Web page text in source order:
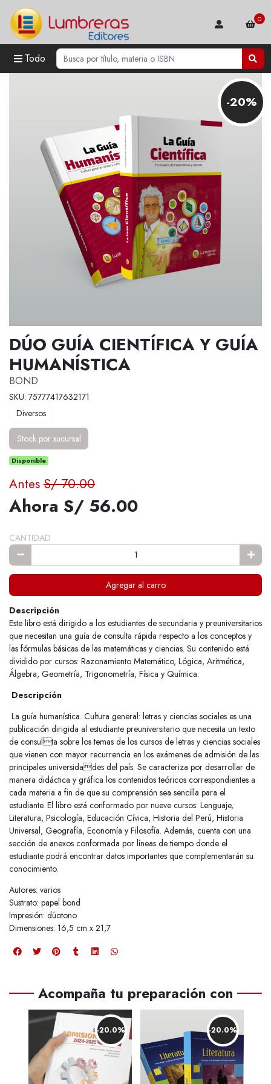
Todo
0
-20%
DÚO GUÍA CIENTÍFICA Y GUÍA
HUMANÍSTICA
BOND
SKU: 75777417632171
Diversos
Stock por sucursal
Disponible
Antes S/ 70.00
Ahora S/ 56.00
CANTIDAD
Agregar al carro
Descripción
Este libro está dirigido a los estudiantes de secundaria y preuniversitarios
que necesitan una guía de consulta rápida respecto a los conceptos y
las fórmulas básicas de las matemáticas y ciencias. Su contenido está
dividido por cursos: Razonamiento Matemático, Lógica, Aritmética,
Álgebra, Geometría, Trigonometría, Física y Química.
Descripción
La guía humanística. Cultura general: letras y ciencias sociales es una
publicación dirigida al estudiante preuniversitario que necesita un texto
de consulta sobre los temas de los cursos de letras y ciencias sociales
que vienen con mayor recurrencia en los exámenes de admisión de las
principales universidades del país. Se caracteriza por desarrollar de
manera didáctica y gráfica los contenidos teóricos correspondientes a
cada materia a fin de que su comprensión sea sencilla para el
estudiante. El libro está conformado por nueve cursos: Lenguaje,
Literatura, Psicología, Educación Cívica, Historia del Perú, Historia
Universal, Geografía, Economía y Filosofía. Además, cuenta con una
sección de anexos conformada por líneas de tiempo donde el
estudiante podrá encontrar datos importantes que complementarán su
conocimiento.
Autores: varios
Sustrato: papel bond
Impresión: dúotono
Dimensiones: 16,5 cm x 21,7
Acompaña tu preparación con
-20.0% -20.0%